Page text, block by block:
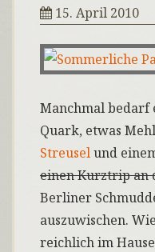
15. April 2010
Manchmal bedarf
Quark, etwas
Streuselund
einen Kurztrip an
Berliner
auszuwischen.
reichlich im